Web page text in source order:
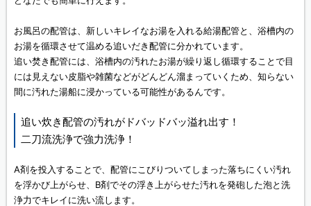
お風呂の配管は、新しいキレイなお湯を入れる給湯配管と、浴槽内の
お湯を循環させて温める追いだき配管に分かれています。
追い焚き配管には、浴槽内の汚れたお湯が繰り返し循環することで目
には見えない皮脂や雑菌などがどんどん溜まっていくため、知らない
間に汚れた湯船に浸かっている可能性があるんです。
追い炊き配管の汚れがドバッドバッ溢れ出す！
二刀流洗浄で強力洗浄！
A剤を投入することで、配管にこびりついてしまった落ちにくい汚れ
を浮かび上がらせ、B剤でその浮き上がらせた汚れを発砲した泡と洗
浄力でキレイに洗い流します。